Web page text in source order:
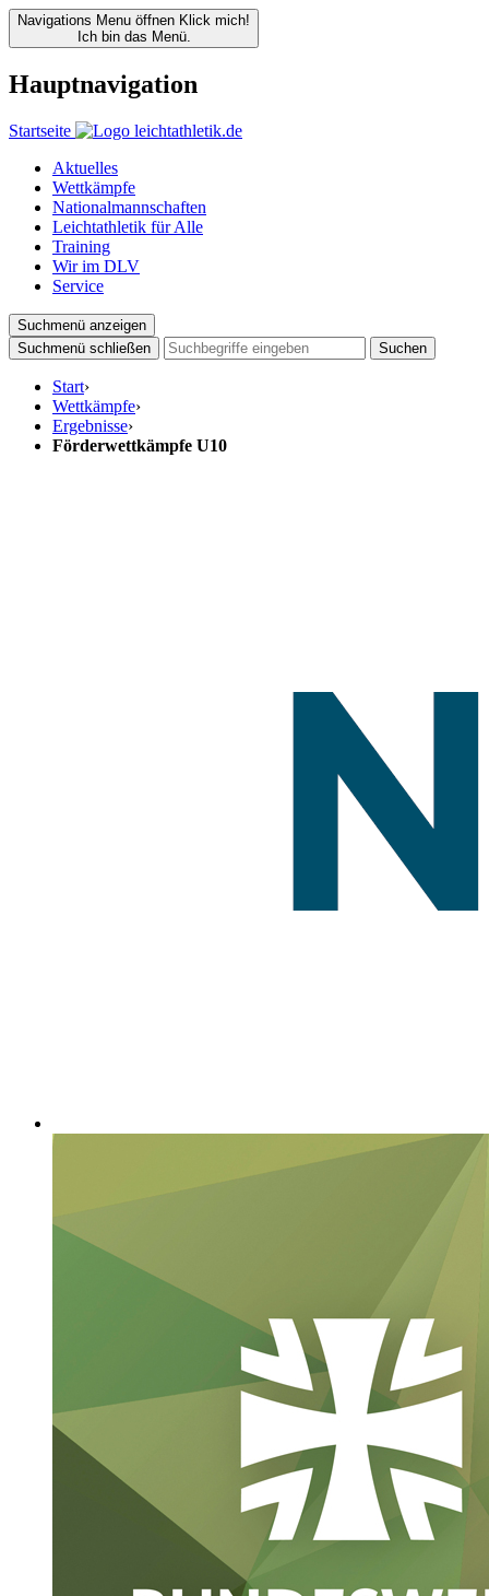
Navigations Menu öffnen Klick mich!
Ich bin das Menü.
Hauptnavigation
Startseite
Aktuelles
Wettkämpfe
Nationalmannschaften
Leichtathletik für Alle
Training
Wir im DLV
Service
Suchmenü anzeigen
Suchmenü schließen
Suchen
Start›
Wettkämpfe›
Ergebnisse›
Förderwettkämpfe U10